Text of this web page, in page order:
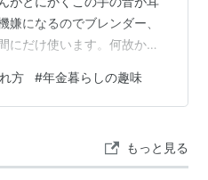
嫌になるのでブレンダー、
にだけ使います。何故か洗
だか？謎ですが、 嫌といっ
める事は意味なしだと不在
度をします。 家庭焙煎した
支度時間が大好きな時間。
方 #年金暮らしの趣味
もっと見る